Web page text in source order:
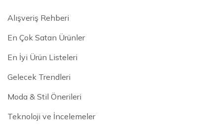
Alışveriş Rehberi
En Çok Satan Ürünler
En İyi Ürün Listeleri
Gelecek Trendleri
Moda & Stil Önerileri
Teknoloji ve İncelemeler